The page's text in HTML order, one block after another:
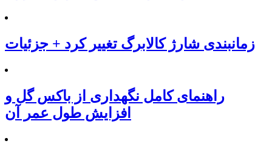
زمانبندی شارژ کالابرگ تغییر کرد + جزئیات
راهنمای کامل نگهداری از باکس گل و
افزایش طول عمر آن